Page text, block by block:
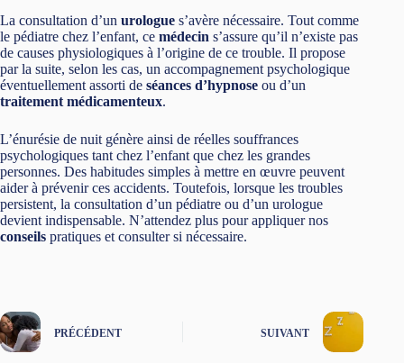
La consultation d’un urologue s’avère nécessaire. Tout comme
le pédiatre chez l’enfant, ce médecin s’assure qu’il n’existe pas
de causes physiologiques à l’origine de ce trouble. Il propose
par la suite, selon les cas, un accompagnement psychologique
éventuellement assorti de séances d’hypnose ou d’un
traitement médicamenteux.
L’énurésie de nuit génère ainsi de réelles souffrances
psychologiques tant chez l’enfant que chez les grandes
personnes. Des habitudes simples à mettre en œuvre peuvent
aider à prévenir ces accidents. Toutefois, lorsque les troubles
persistent, la consultation d’un pédiatre ou d’un urologue
devient indispensable. N’attendez plus pour appliquer nos
conseils pratiques et consulter si nécessaire.
PRÉCÉDENT SUIVANT